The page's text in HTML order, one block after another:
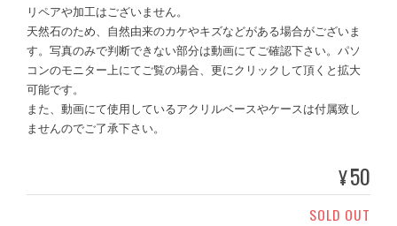
リペアや加工はございません。
天然石のため、自然由来のカケやキズなどがある場合がございま
す。写真のみで判断できない部分は動画にてご確認下さい。パソ
コンのモニター上にてご覧の場合、更にクリックして頂くと拡大
可能です。
また、動画にて使用しているアクリルベースやケースは付属致し
ませんのでご了承下さい。
¥50
SOLD OUT